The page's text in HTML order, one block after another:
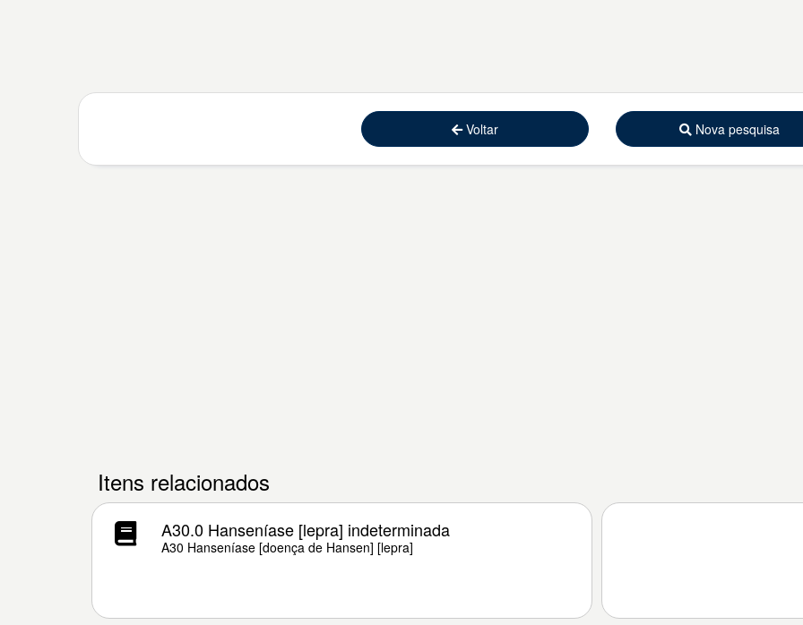
Voltar Nova pesquisa
Itens relacionados
A30.0 Hanseníase [lepra] indeterminada
A30 Hanseníase [doença de Hansen] [lepra]